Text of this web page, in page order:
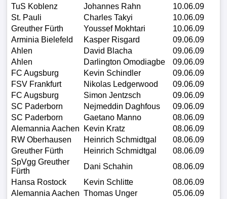
TuS Koblenz
Johannes Rahn
10.06.09
St. Pauli
Charles Takyi
10.06.09
Greuther Fürth
Youssef Mokhtari
10.06.09
Arminia Bielefeld
Kasper Risgard
09.06.09
Ahlen
David Blacha
09.06.09
Ahlen
Darlington Omodiagbe
09.06.09
FC Augsburg
Kevin Schindler
09.06.09
FSV Frankfurt
Nikolas Ledgerwood
09.06.09
FC Augsburg
Simon Jentzsch
09.06.09
SC Paderborn
Nejmeddin Daghfous
09.06.09
SC Paderborn
Gaetano Manno
08.06.09
Alemannia Aachen
Kevin Kratz
08.06.09
RW Oberhausen
Heinrich Schmidtgal
08.06.09
Greuther Fürth
Heinrich Schmidtgal
08.06.09
SpVgg Greuther
Fürth
Dani Schahin
08.06.09
Hansa Rostock
Kevin Schlitte
08.06.09
Alemannia Aachen Thomas Unger
05.06.09